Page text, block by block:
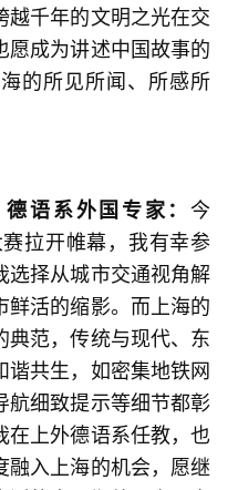
千年的文明之光在交
愿成为讲述中国故事的
的所见所闻、所感所
德语系外国专家：今
拉开帷幕，我有幸参
选择从城市交通视角解
活的缩影。而上海的
典范，传统与现代、东
谐共生，如密集地铁网
航细致提示等细节都彰
在上外德语系任教，也
融入上海的机会，愿继